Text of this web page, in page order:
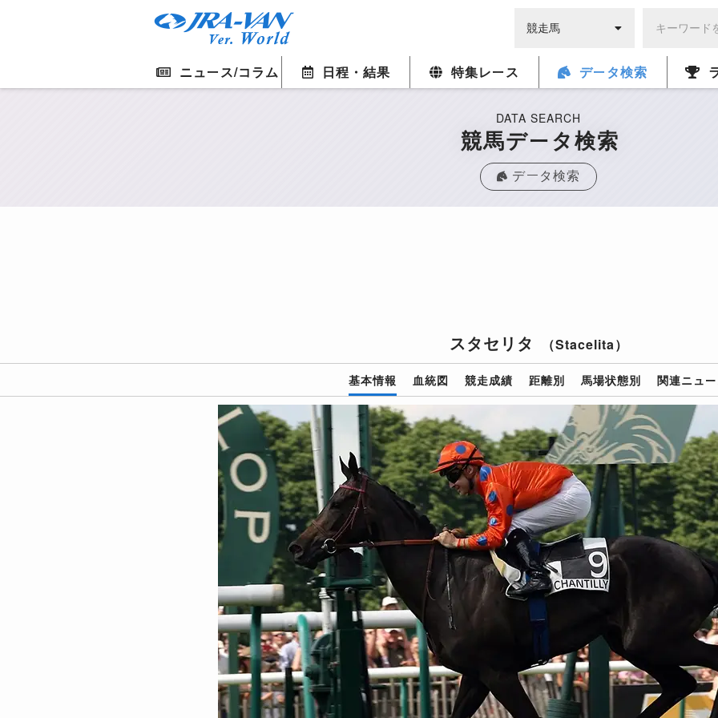
ニュース/コラム 日程・結果 特集レース データ検索
DATA SEARCH
競馬データ検索
データ検索
スタセリタ （Stacelita）
基本情報 血統図 競走成績 距離別 馬場状態別 関連ニュ